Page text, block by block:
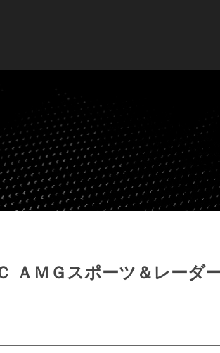
ＡＭＧスポーツ＆レーダ